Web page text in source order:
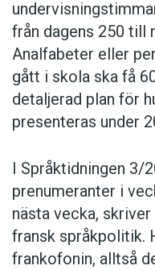
från dagens 250 till
Analfabeter eller
gått i skola ska få
detaljerad plan för
presenteras under
I Språktidningen 3/
prenumeranter i
nästa vecka,
fransk språkpolitik.
frankofonin, alltså